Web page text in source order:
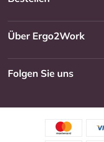
Über Ergo2Work
Folgen Sie uns